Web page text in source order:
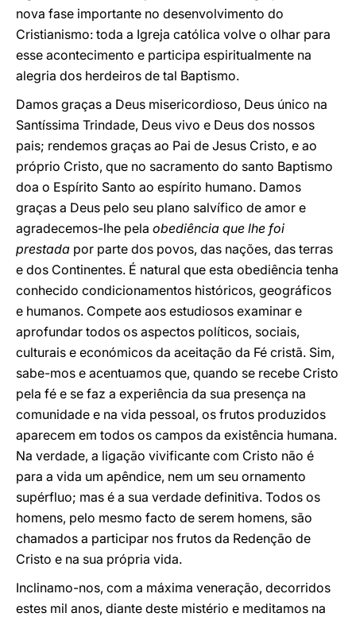
nova fase importante no desenvolvimento do
Cristianismo: toda a Igreja católica volve o olhar para
esse acontecimento e participa espiritualmente na
alegria dos herdeiros de tal Baptismo.
Damos graças a Deus misericordioso, Deus único na
Santíssima Trindade, Deus vivo e Deus dos nossos
pais; rendemos graças ao Pai de Jesus Cristo, e ao
próprio Cristo, que no sacramento do santo Baptismo
doa o Espírito Santo ao espírito humano. Damos
graças a Deus pelo seu plano salvífico de amor e
agradecemos-lhe pela obediência que lhe foi
prestada por parte dos povos, das nações, das terras
e dos Continentes. É natural que esta obediência tenha
conhecido condicionamentos históricos, geográficos
e humanos. Compete aos estudiosos examinar e
aprofundar todos os aspectos políticos, sociais,
culturais e económicos da aceitação da Fé cristã. Sim,
sabe-mos e acentuamos que, quando se recebe Cristo
pela fé e se faz a experiência da sua presença na
comunidade e na vida pessoal, os frutos produzidos
aparecem em todos os campos da existência humana.
Na verdade, a ligação vivificante com Cristo não é
para a vida um apêndice, nem um seu ornamento
supérfluo; mas é a sua verdade definitiva. Todos os
homens, pelo mesmo facto de serem homens, são
chamados a participar nos frutos da Redenção de
Cristo e na sua própria vida.
Inclinamo-nos, com a máxima veneração, decorridos
estes mil anos, diante deste mistério e meditamos na